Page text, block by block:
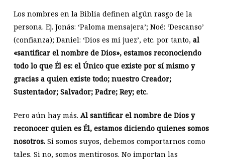
Los nombres en la Biblia definen algún rasgo de la
persona. Ej. Jonás: ‘Paloma mensajera’; Noé: ‘Descanso’
(confianza); Daniel: ‘Dios es mi juez’, etc. por tanto, al
«santificar el nombre de Dios», estamos reconociendo
todo lo que Él es: el Único que existe por sí mismo y
gracias a quien existe todo; nuestro Creador;
Sustentador; Salvador; Padre; Rey; etc.
Pero aún hay más. Al santificar el nombre de Dios y
reconocer quien es Él, estamos diciendo quienes somos
nosotros. Si somos suyos, debemos comportarnos como
tales. Si no, somos mentirosos. No importan las